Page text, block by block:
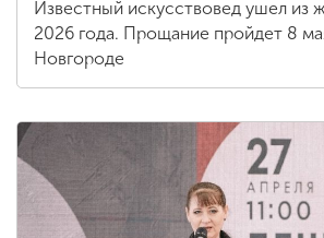
Известный искусствовед ушел из
2026 года. Прощание пройдет 8
Новгороде